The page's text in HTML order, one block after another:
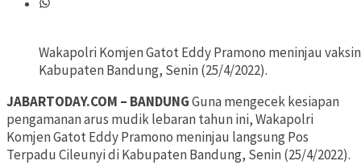
Wakapolri Komjen Gatot Eddy Pramono meninjau
Kabupaten Bandung, Senin (25/4/2022).
JABARTODAY.COM – BANDUNGGuna mengecek kesiapan
pengamanan arus mudik lebaran tahun ini, Wakapolri
Komjen Gatot Eddy Pramono meninjau langsung Pos
Terpadu Cileunyi di Kabupaten Bandung, Senin (25/4/2022).